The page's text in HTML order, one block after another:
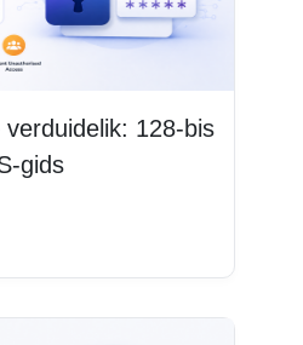
verduidelik: 128-bis
gids